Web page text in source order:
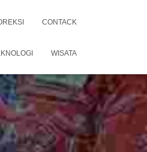
CONTACK
WISATA